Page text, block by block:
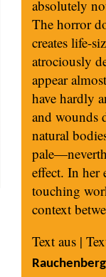
absolutely
The horror
creates life-
atrociously
appear
have hardly
and wounds
natural
effect. In her
touching
context
Text aus |